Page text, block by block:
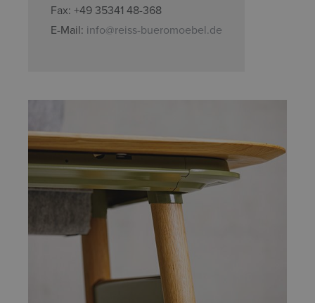
Fax: +49 35341 48-368
E-Mail: info@reiss-bueromoebel.de